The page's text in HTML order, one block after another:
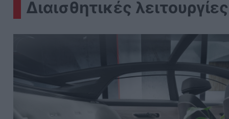
Διαισθητικές λειτουργίες